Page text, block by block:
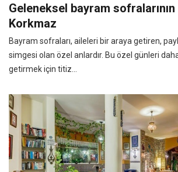
Geleneksel bayram sofralarının
Korkmaz
Bayram sofraları, aileleri bir araya getiren,
simgesi olan özel anlardır. Bu özel günleri
getirmek için titiz...